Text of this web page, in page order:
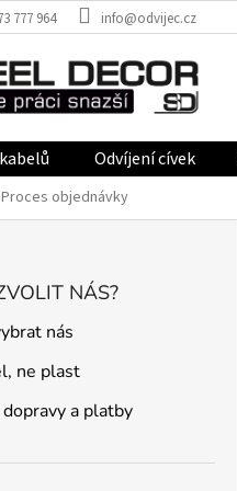
777 964 info@odvijec.cz
Odvíjení cívek
Proces objednávky
NÁS?
nás
ne plast
a platby